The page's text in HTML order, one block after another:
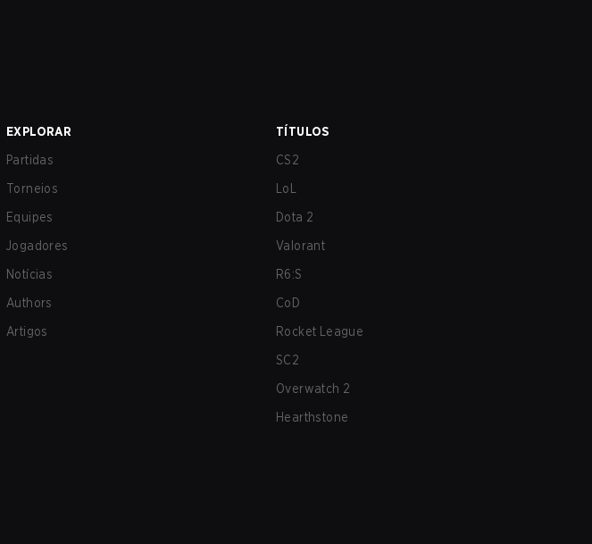
EXPLORAR
Partidas
Torneios
Equipes
Jogadores
Notícias
Authors
Artigos
TÍTULOS
CS2
LoL
Dota 2
Valorant
R6:S
CoD
Rocket League
SC2
Overwatch 2
Hearthstone